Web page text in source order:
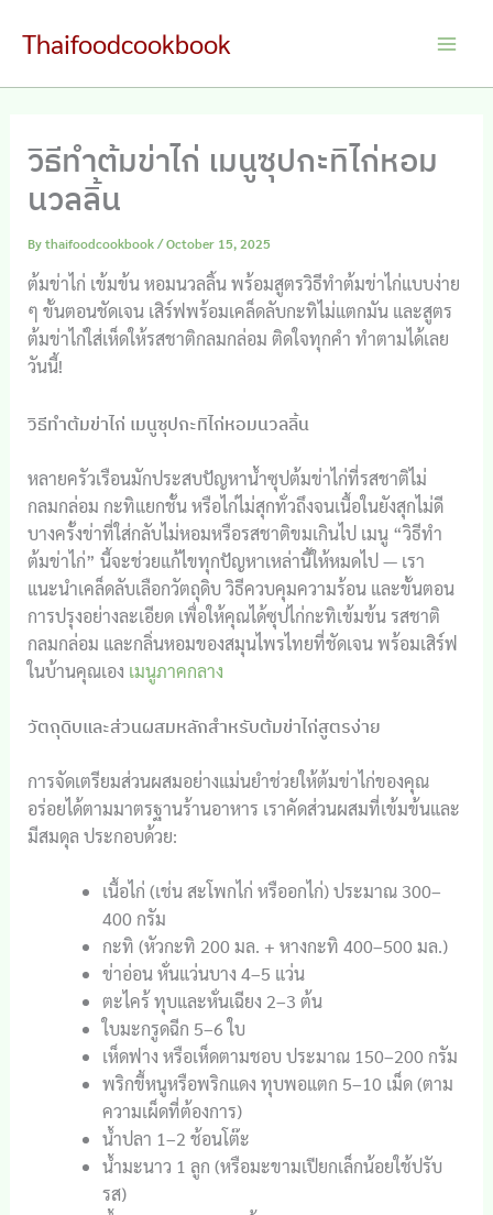
Thaifoodcookbook
วิธีทำต้มข่าไก่ เมนูซุปกะทิไก่หอม
นวลลิ้น
Bythaifoodcookbook/October 15, 2025
ต้มข่าไก่ เข้มข้น หอมนวลลิ้น พร้อมสูตรวิธีทำต้มข่าไก่แบบง่าย
ๆ ขั้นตอนชัดเจน เสิร์ฟพร้อมเคล็ดลับกะทิไม่แตกมัน และสูตร
ต้มข่าไก่ใส่เห็ดให้รสชาติกลมกล่อม ติดใจทุกคำ ทำตามได้เลย
วันนี้!
วิธีทำต้มข่าไก่ เมนูซุปกะทิไก่หอมนวลลิ้น
หลายครัวเรือนมักประสบปัญหาน้ำซุปต้มข่าไก่ที่รสชาติไม่
กลมกล่อม กะทิแยกชั้น หรือไก่ไม่สุกทั่วถึงจนเนื้อในยังสุกไม่ดี
บางครั้งข่าที่ใส่กลับไม่หอมหรือรสชาติขมเกินไป เมนู “วิธีทำ
ต้มข่าไก่” นี้จะช่วยแก้ไขทุกปัญหาเหล่านี้ให้หมดไป — เรา
แนะนำเคล็ดลับเลือกวัตถุดิบ วิธีควบคุมความร้อน และขั้นตอน
การปรุงอย่างละเอียด เพื่อให้คุณได้ซุปไก่กะทิเข้มข้น รสชาติ
กลมกล่อม และกลิ่นหอมของสมุนไพรไทยที่ชัดเจน พร้อมเสิร์ฟ
ในบ้านคุณเอง เมนูภาคกลาง
วัตถุดิบและส่วนผสมหลักสำหรับต้มข่าไก่สูตรง่าย
การจัดเตรียมส่วนผสมอย่างแม่นยำช่วยให้ต้มข่าไก่ของคุณ
อร่อยได้ตามมาตรฐานร้านอาหาร เราคัดส่วนผสมที่เข้มข้นและ
มีสมดุล ประกอบด้วย:
เนื้อไก่ (เช่น สะโพกไก่ หรืออกไก่) ประมาณ 300–
400 กรัม
กะทิ (หัวกะทิ 200 มล. + หางกะทิ 400–500 มล.)
ข่าอ่อน หั่นแว่นบาง 4–5 แว่น
ตะไคร้ ทุบและหั่นเฉียง 2–3 ต้น
ใบมะกรูดฉีก 5–6 ใบ
เห็ดฟาง หรือเห็ดตามชอบ ประมาณ 150–200 กรัม
พริกขี้หนูหรือพริกแดง ทุบพอแตก 5–10 เม็ด (ตาม
ความเผ็ดที่ต้องการ)
น้ำปลา 1–2 ช้อนโต๊ะ
น้ำมะนาว 1 ลูก (หรือมะขามเปียกเล็กน้อยใช้ปรับ
รส)